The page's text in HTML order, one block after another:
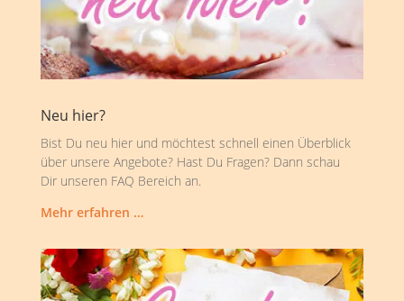
Neu hier?
Bist Du neu hier und möchtest schnell einen Überblick
über unsere Angebote? Hast Du Fragen? Dann schau
Dir unseren FAQ Bereich an.
Mehr erfahren …